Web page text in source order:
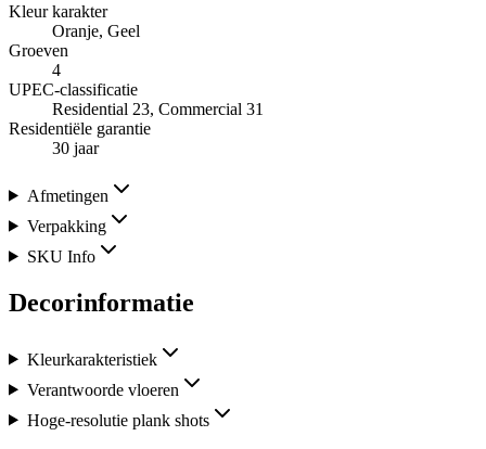
Kleur karakter
Oranje, Geel
Groeven
4
UPEC-classificatie
Residential 23, Commercial 31
Residentiële garantie
30 jaar
Afmetingen
Verpakking
SKU Info
Decorinformatie
Kleurkarakteristiek
Verantwoorde vloeren
Hoge-resolutie plank shots